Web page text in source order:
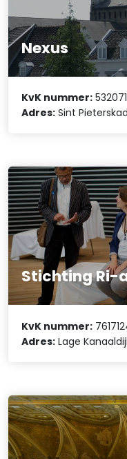
Nexus
KvK nummer:
Adres: Sint
Stichting Ri-
KvK nummer:
Adres: Lage